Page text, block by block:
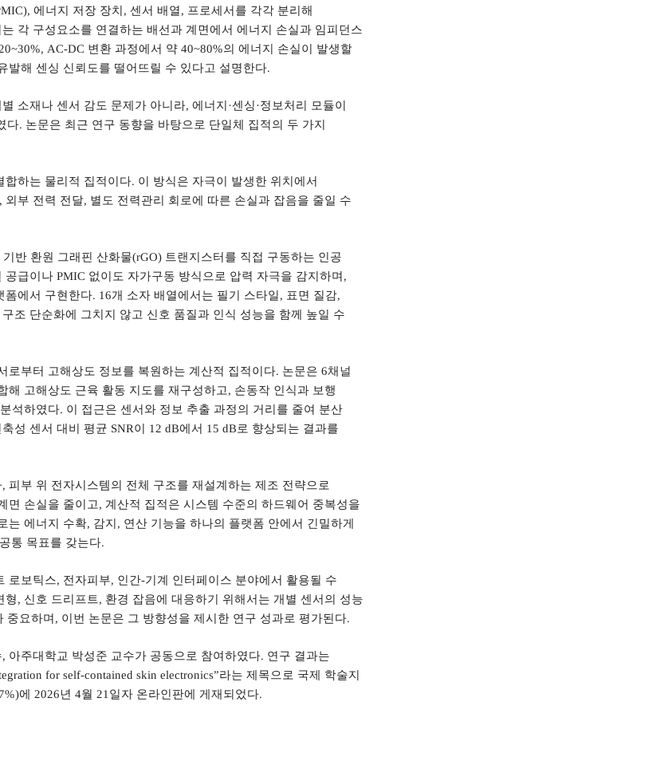
에너지 저장 장치 ,센서 배열, 프로세서를 각각 분리해
각 구성요소를 연결하는 배선과 계면에서 에너지 손실과 임피던스
20~30%, AC-DC 변환 과정에서 약 40~80%의 에너지 손실이 발생할
발해 센싱 신뢰도를 떨어뜨릴 수 있다고 설명한다.
소재나 센서 감도 문제가 아니라,에너지 ·센싱·정보처리 모듈이
다. 논문은 최근 연구 동향을 바탕으로 단일체 집적의 두 가지
합하는 물리적 집적이다. 이 방식은 자극이 발생한 위치에서
, 외부 전력 전달, 별도 전력관리 회로에 따른 손실과 잡음을 줄일 수
반 환원 그래핀 산화물(rGO) 트랜지스터를 직접 구동하는 인공
공급이나PMIC 없이도 자가구동 방식으로 압력 자극을 감지하며 ,
폼에서 구현한다. 16개 소자 배열에서는 필기 스타일, 표면 질감,
조 단순화에 그치지 않고 신호 품질과 인식 성능을 함께 높일 수
로부터 고해상도 정보를 복원하는 계산적 집적이다. 논문은6채널
해 고해상도 근육 활동 지도를 재구성하고, 손동작 인식과 보행
석하였다. 이 접근은 센서와 정보 추출 과정의 거리를 줄여 분산
성 센서 대비 평균 SNR이 12 dB에서 15 dB로 향상되는 결과를
,피부 위 전자시스템의 전체 구조를 재설계하는 제조 전략으로
면 손실을 줄이고, 계산적 집적은 시스템 수준의 하드웨어 중복성을
는 에너지 수확, 감지 , 연산 기능을 하나의 플랫폼 안에서 긴밀하게
통 목표를 갖는다.
로보틱스, 전자피부, 인간-기계 인터페이스 분야에서 활용될 수
형, 신호 드리프트 , 환경 잡음에 대응하기 위해서는 개별 센서의 성능
중요하며 , 이번 논문은 그 방향성을 제시한 연구 성과로 평가된다.
, 아주대학교 박성준 교수가 공동으로 참여하였다. 연구 결과는
for self-contained skin electronics”라는 제목으로 국제 학술지
에 2026년 4월 21 일자 온라인판에 게재되었다.